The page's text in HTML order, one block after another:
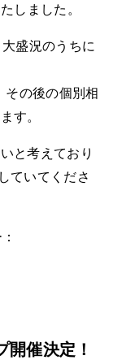
しました。
盛況のうちに
その後の個別相
す。
と考えており
ていてくださ
開催決定！